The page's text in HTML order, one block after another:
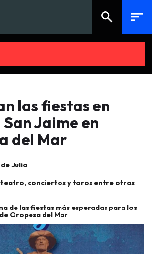
search sort
las fiestas en
Jaime en
del Mar
Julio
conciertos y toros entre otras
de las fiestas más esperadas para los
Oropesa del Mar